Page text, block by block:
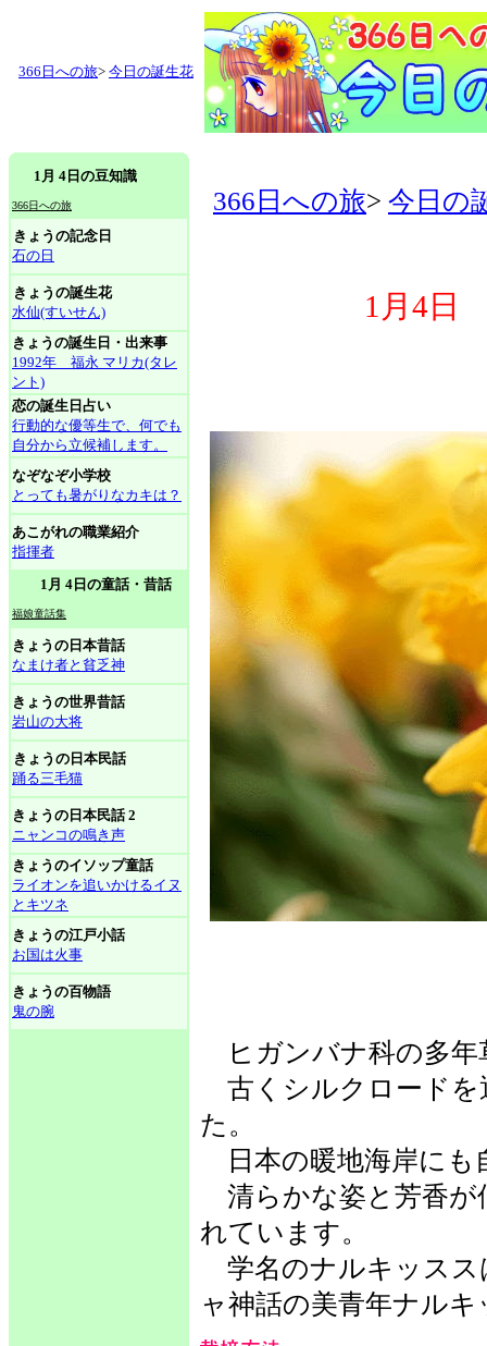
366日への旅> 今日の誕生花
1月 4日の豆知識
366日への旅
きょうの記念日
石の日
きょうの誕生花
水仙(すいせん)
きょうの誕生日・出来事
1992年 福永 マリカ(タレ
ント)
恋の誕生日占い
行動的な優等生で、何でも
自分から立候補します。
なぞなぞ小学校
とっても暑がりなカキは？
あこがれの職業紹介
指揮者
1月 4日の童話・昔話
福娘童話集
きょうの日本昔話
なまけ者と貧乏神
きょうの世界昔話
岩山の大将
きょうの日本民話
踊る三毛猫
きょうの日本民話 2
ニャンコの鳴き声
きょうのイソップ童話
ライオンを追いかけるイヌ
とキツネ
きょうの江戸小話
お国は火事
きょうの百物語
鬼の腕
366日への旅> 今日の
1月4日
ヒガンバナ科の多年
古くシルクロードを
た。
日本の暖地海岸にも
清らかな姿と芳香が
れています。
学名のナルキッスス
ャ神話の美青年ナル